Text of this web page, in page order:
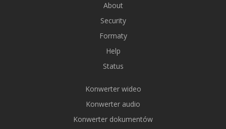
About
Security
Formaty
Help
Status
Konwerter wideo
Konwerter audio
Konwerter dokumentów